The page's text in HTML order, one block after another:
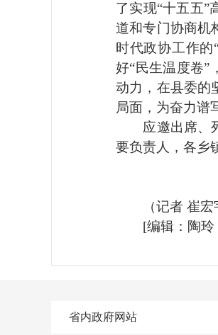
了实现“十五五”
道和专门协商机
时代政协工作
好“民生温度卷”
动力，在县委的
局面，为奋力谱
应邀出席、列
要负责人，各乡
（记者 崔宏宇
[编辑：陶玲
省内政府网站